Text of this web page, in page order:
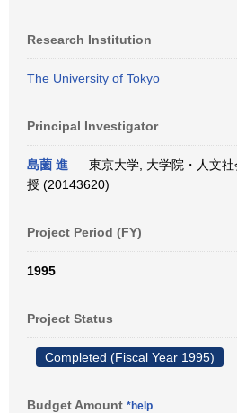
Research Institution
The University of Tokyo
Principal Investigator
島薗 進
東京大学, 大学院・人文
授 (20143620)
Project Period (FY)
1995
Project Status
Completed (Fiscal Year 1995)
Budget Amount *help